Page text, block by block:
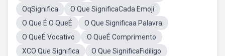
OqSignifica
O Que SignificaCada Emoji
O Que É O QueÉ
O Que Significaa Palavra
O QueÉ Vocativo
O QueÉ Comprimento
XCO Que Significa
O Que SignificaFidiligo